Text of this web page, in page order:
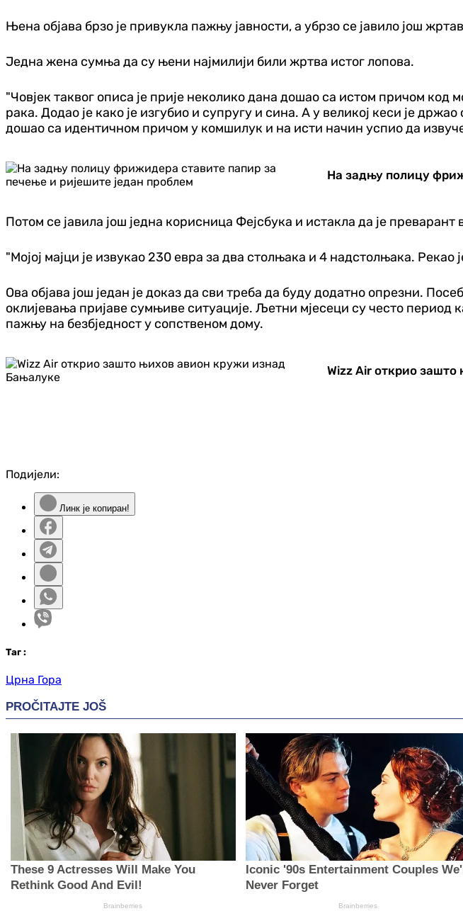
Њена објава брзо је привукла пажњу јавности, а убрзо се јавило још
Једна жена сумња да су њени најмилији били жртва истог лопова.
"Човјек таквог описа је прије неколико дана дошао са истом причом
рака. Додао је како је изгубио и супругу и сина. А у великој кеси је
дошао са идентичном причом у комшилук и на исти начин успио да
На задњу полицу
Потом се јавила још једна корисница Фејсбука и истакла да је преварант
"Мојој мајци је извукао 230 евра за два столњака и 4 надстолњака. Рекао
Ова објава још један је доказ да сви треба да буду додатно опрезни.
оклијевања пријаве сумњиве ситуације. Љетни мјесеци су често период
пажњу на безбједност у сопственом дому.
Wizz Air открио
Подијели:
Линк је копиран!
Таг :
Црна Гора